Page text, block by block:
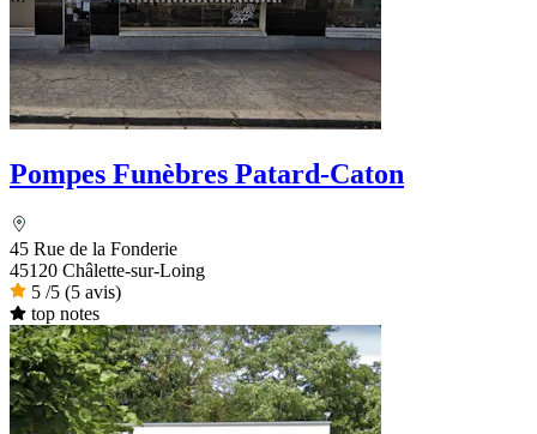
Pompes Funèbres Patard-Caton
45 Rue de la Fonderie
45120 Châlette-sur-Loing
5 /5 (5 avis)
top notes